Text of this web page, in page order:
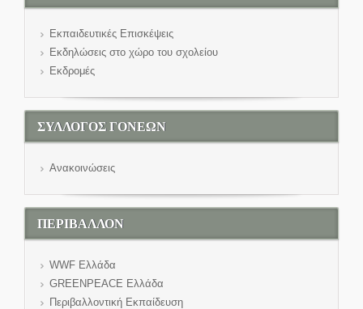
Εκπαιδευτικές Επισκέψεις
Εκδηλώσεις στο χώρο του σχολείου
Εκδρομές
ΣΥΛΛΟΓΟΣ ΓΟΝΕΩΝ
Ανακοινώσεις
ΠΕΡΙΒΑΛΛΟΝ
WWF Eλλάδα
GREENPEACE Ελλάδα
Περιβαλλοντική Εκπαίδευση